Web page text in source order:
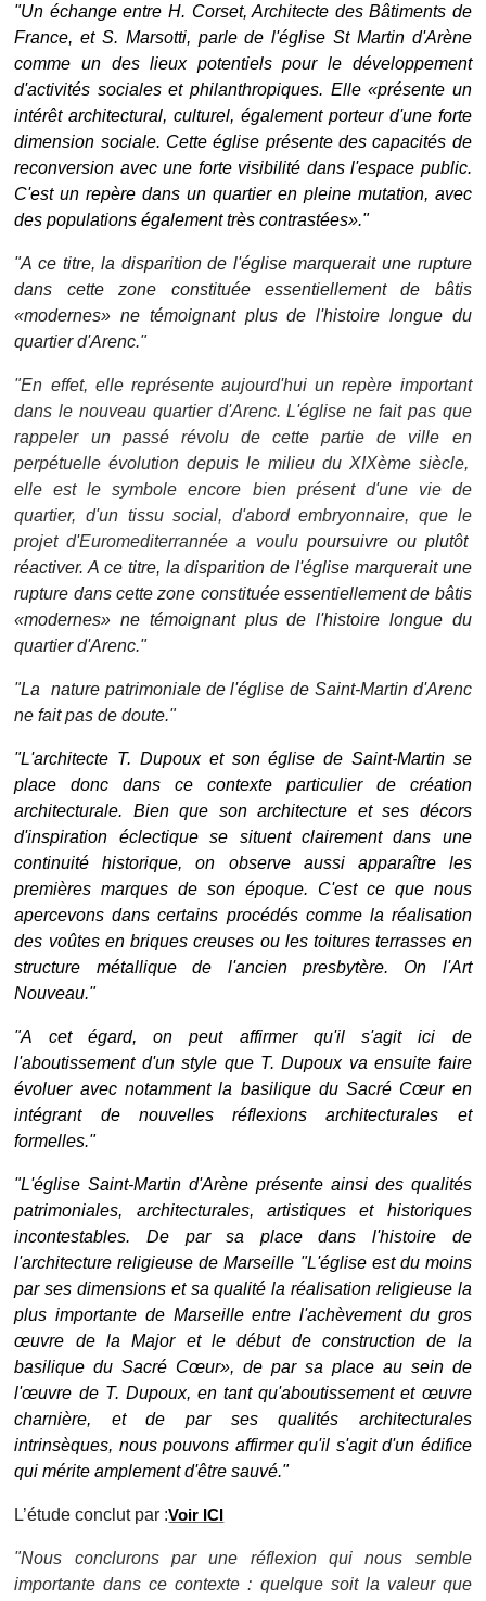
"Un échange entre H. Corset, Architecte des Bâtiments de
France, et S. Marsotti, parle de l'église St Martin d'Arène
comme un des lieux potentiels pour le développement
d'activités sociales et philanthropiques. Elle «présente un
intérêt architectural, culturel, également porteur d'une forte
dimension sociale. Cette église présente des capacités de
reconversion avec une forte visibilité dans l'espace public.
C'est un repère dans un quartier en pleine mutation, avec
des populations également très contrastées»."
"A ce titre, la disparition de l'église marquerait une rupture
dans cette zone constituée
essentiellement de bâtis
«modernes» ne témoignant plus de l'histoire longue du
quartier d'Arenc."
"En effet, elle représente aujourd'hui un repère important
dans le nouveau quartier d'Arenc. L'église ne fait pas que
rappeler un passé révolu de cette partie de ville en
perpétuelle évolution depuis le milieu du XIXème siècle,
elle est le symbole encore bien présent d'une vie de
quartier, d'un tissu social, d'abord embryonnaire, que le
projet d'Euromediterrannée a voulupoursuivre ou plutôt
réactiver. A ce titre, la disparition de l'église marquerait une
rupture dans cette zone constituée essentiellement de bâtis
«modernes» ne témoignant plus de l'histoire longue du
quartier d'Arenc."
"La nature patrimoniale de l'église de Saint-Martin d'Arenc
ne fait pas de doute."
"L'architecte T. Dupoux et sonéglise de Saint-Martin se
place donc dans ce contexte particulier de création
architecturale. Bien que son architecture et ses décors
d'inspiration éclectique se situent clairement dans une
continuité historique, on observe aussi apparaître les
premières marques de son époque. C'est ce que nous
apercevons dans certains procédés comme la réalisation
des voûtes en briques creuses ou les toitures terrasses en
structure métallique de l'ancien presbytère. On l'Art
Nouveau."
"A cet égard, on peut affirmer qu'il s'agit ici de
l'aboutissement d'un style que T. Dupoux va ensuite faire
évoluer avec notamment la basilique du Sacré Cœur en
intégrant de nouvelles réflexions architecturales et
formelles."
"L'église Saint-Martin d'Arène présente ainsi des qualités
patrimoniales, architecturales, artistiques et historiques
incontestables. De par sa place dans l'histoire de
l'architecture religieuse de Marseille "L'église est du moins
par ses dimensions et sa qualité la réalisation religieuse la
plus importante de Marseille entre l'achèvement du gros
œuvre de la Major et le début de construction de la
basilique du Sacré Cœur», de par sa place au sein de
l'œuvre de T. Dupoux, en tant qu'aboutissement et œuvre
charnière, et de par ses qualités architecturales
intrinsèques, nous pouvons affirmer qu'il s'agit d'un édifice
qui mérite amplement d'être sauvé."
L’étude conclut par :Voir ICI
"Nous conclurons par une réflexion qui nous semble
importante dans ce contexte : quelque soit la valeur que